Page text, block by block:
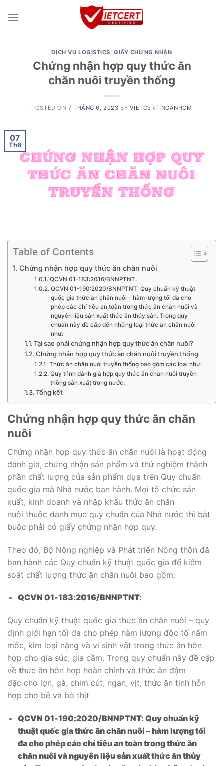
DỊCH VỤ LOGISTICS,GIẤY CHỨNG NHẬN
Chứng nhận hợp quy thức ăn
chăn nuôi truyền thống
POSTED ON 7 THÁNG 6, 2023 BY VIETCERT_NGANHCM
07
Th6
Table of Contents
Chứng nhận hợp quy thức ăn chăn nuôi
QCVN 01-183:2016/BNNPTNT:
QCVN 01-190:2020/BNNPTNT: Quy chuẩn kỹ thuật
quốc gia thức ăn chăn nuôi – hàm lượng tối đa cho
phép các chỉ tiêu an toàn trong thức ăn chăn nuôi và
nguyên liệu sản xuất thức ăn thủy sản. Trong quy
chuẩn này đề cấp đến những loại thức ăn chăn nuôi
như:
Tại sao phải chứng nhận hợp quy thức ăn chăn nuôi?
Chứng nhận hợp quy thức ăn chăn nuôi truyền thống
Thức ăn chăn nuôi truyền thống bao gồm các loại như:
Quy trình đánh giá hợp quy thức ăn chăn nuôi truyền
thồng sản xuất trong nước:
Tổng kết
Chứng nhận hợp quy thức ăn chăn
nuôi
Chứng nhận hợp quy thức ăn chăn nuôi là hoạt động
đánh giá, chứng nhận sản phẩm và thử nghiệm thành
phần chất lượng của sản phẩm dựa trên Quy chuẩn
quốc gia mà Nhà nước ban hành. Mọi tổ chức sản
xuất, kinh doanh và nhập khẩu thức ăn chăn
nuôi thuộc danh mục quy chuẩn của Nhà nước thì bắt
buộc phải có giấy chứng nhận hợp quy.
Theo đó, Bộ Nông nghiệp và Phát triển Nông thôn đã
ban hành các Quy chuẩn kỹ thuật quốc gia để kiểm
soát chất lượng thức ăn chăn nuôi bao gồm:
QCVN 01-183:2016/BNNPTNT:
Quy chuẩn kỹ thuật quốc gia thức ăn chăn nuôi – quy
định giới hạn tối đa cho phép hàm lượng độc tố nấm
mốc, kim loại nặng và vi sinh vật trong thức ăn hỗn
hợp cho gia súc, gia cầm. Trong quy chuẩn này đề cập
về thức ăn hỗn hợp hoàn chỉnh và thức ăn đậm
đặc cho lợn, gà, chim cút, ngan, vịt; thức ăn tinh hỗn
hợp cho bê và bò thịt
QCVN 01-190:2020/BNNPTNT: Quy chuẩn kỹ
thuật quốc gia thức ăn chăn nuôi – hàm lượng tối
đa cho phép các chỉ tiêu an toàn trong thức ăn
chăn nuôi và nguyên liệu sản xuất thức ăn thủy